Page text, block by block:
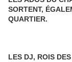
SORTENT,
QUARTIER.
LES DJ, ROIS